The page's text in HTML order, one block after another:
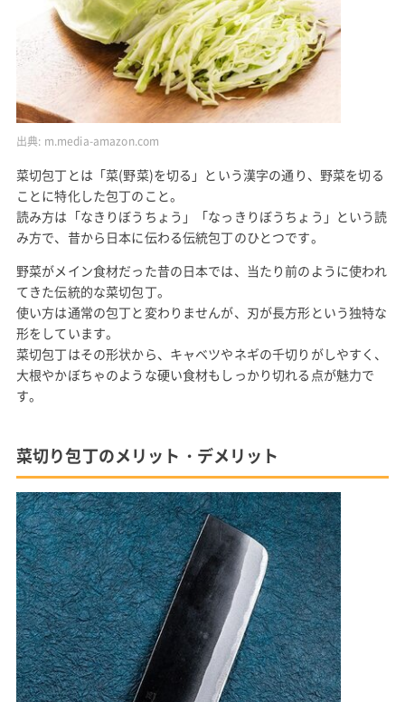
出典: m.media-amazon.com
菜切包丁とは「菜(野菜)を切る」という漢字の通り、野菜を切る
ことに特化した包丁のこと。
読み方は「なきりぼうちょう」「なっきりぼうちょう」という読
み方で、昔から日本に伝わる伝統包丁のひとつです。
野菜がメイン食材だった昔の日本では、当たり前のように使われ
てきた伝統的な菜切包丁。
使い方は通常の包丁と変わりませんが、刃が長方形という独特な
形をしています。
菜切包丁はその形状から、キャベツやネギの千切りがしやすく、
大根やかぼちゃのような硬い食材もしっかり切れる点が魅力で
す。
菜切り包丁のメリット・デメリット